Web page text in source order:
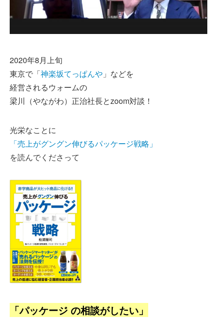
2020年8月上旬
東京で「神楽坂てっぱんや 」などを
経営されるウォームの
梁川（やながわ）正治社長とzoom対談！
光栄なことに
「売上がグングン伸びるパッケージ戦略」
を読んでくださって
「パッケージ の相談がしたい」